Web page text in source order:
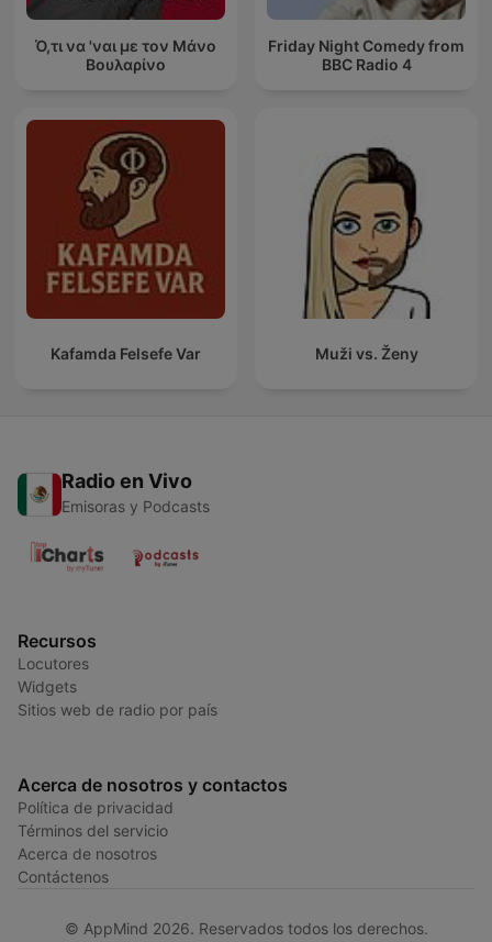
Ό,τι να 'ναι με τον Μάνο
Βουλαρίνο
Friday Night Comedy from
BBC Radio 4
Kafamda Felsefe Var Muži vs. Ženy
Radio en Vivo
Emisoras y Podcasts
Recursos
Locutores
Widgets
Sitios web de radio por país
Acerca de nosotros y contactos
Política de privacidad
Términos del servicio
Acerca de nosotros
Contáctenos
© AppMind 2026. Reservados todos los derechos.